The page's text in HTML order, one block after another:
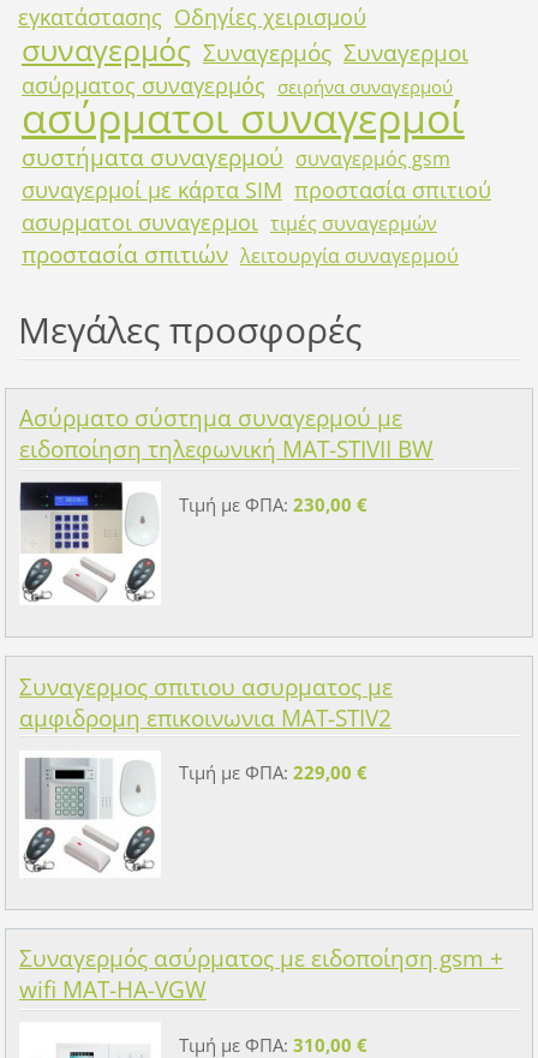
εγκατάστασης Οδηγίες χειρισμού
συναγερμός Συναγερμός Συναγερμοι
ασύρματος συναγερμός σειρήνα συναγερμού
ασύρματοι συναγερμοί
συστήματα συναγερμού συναγερμός gsm
συναγερμοί με κάρτα SIM προστασία σπιτιού
ασυρματοι συναγερμοι τιμές συναγερμών
προστασία σπιτιών λειτουργία συναγερμού
Μεγάλες προσφορές
Ασύρματο σύστημα συναγερμού με
ειδοποίηση τηλεφωνική MAT-STIVII BW
Τιμή με ΦΠΑ: 230,00 €
Συναγερμος σπιτιου ασυρματος με
αμφιδρομη επικοινωνια MAT-STIV2
Τιμή με ΦΠΑ: 229,00 €
Συναγερμός ασύρματος με ειδοποίηση gsm +
wifi MAT-HA-VGW
Τιμή με ΦΠΑ: 310,00 €